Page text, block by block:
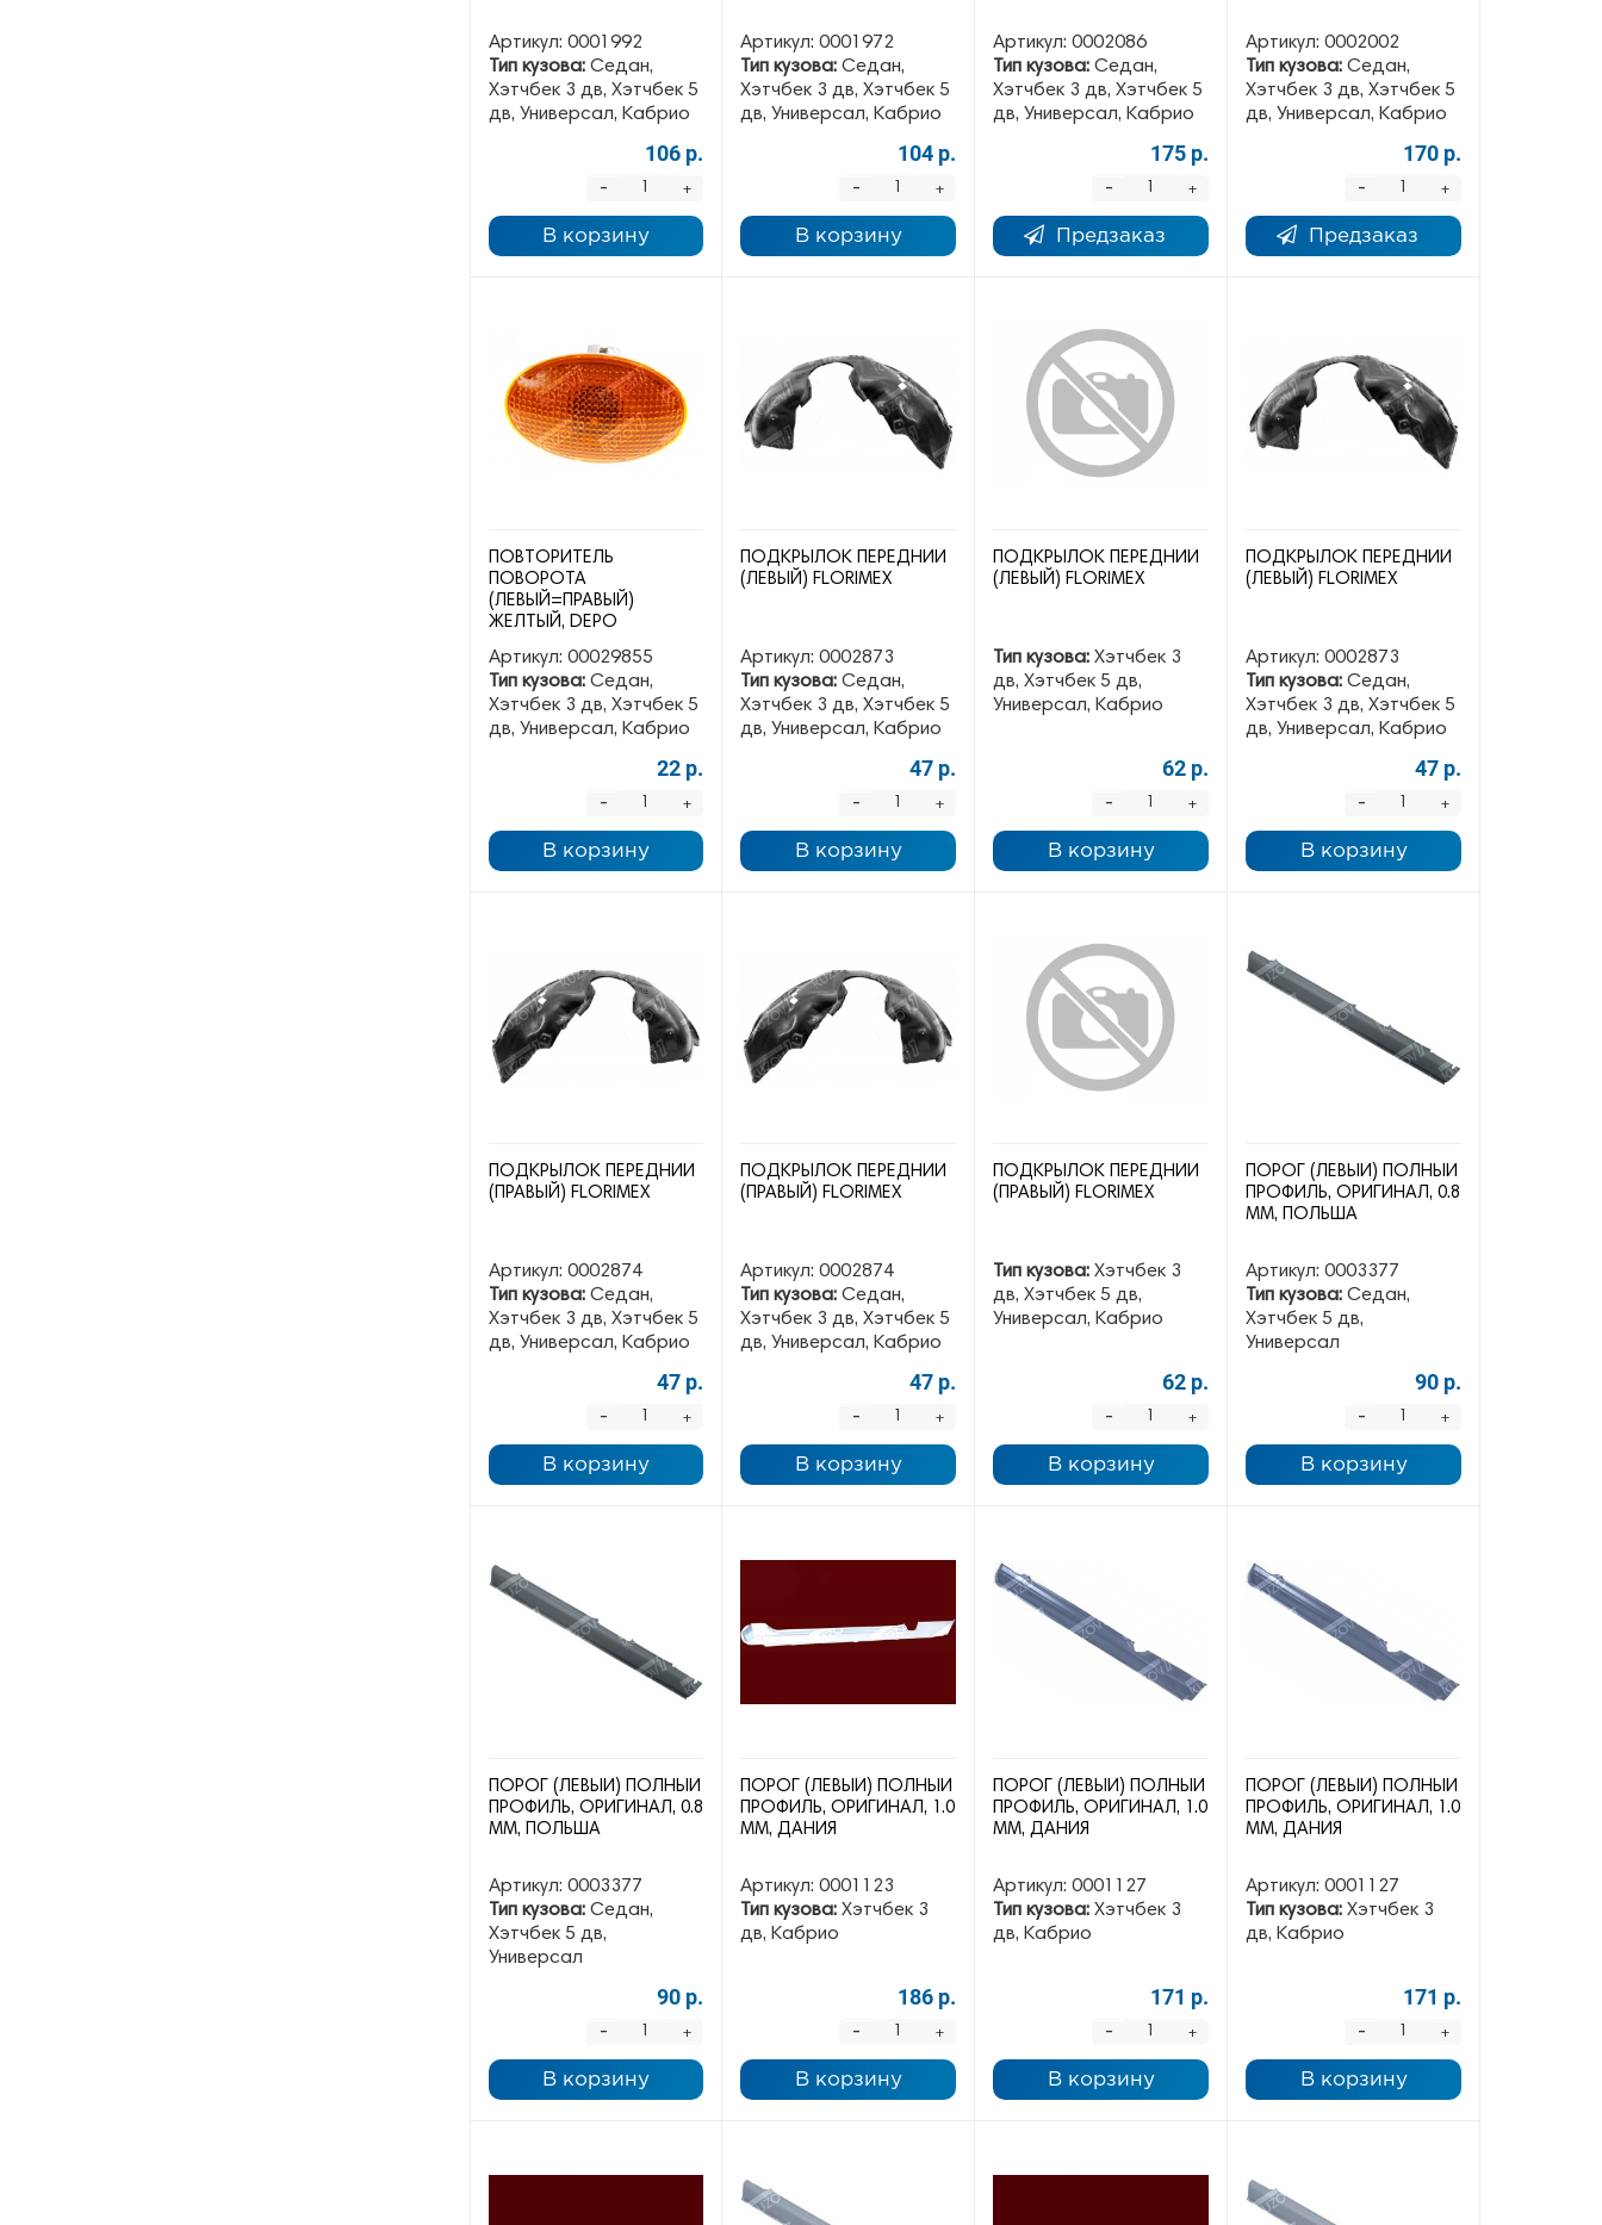
Артикул: 0001992
Тип кузова:Седан,
Хэтчбек 3 дв, Хэтчбек 5
дв, Универсал, Кабрио
106 р.
+
-
В корзину
Артикул: 0001972
Тип кузова: Седан,
Хэтчбек 3 дв, Хэтчбек 5
дв, Универсал, Кабрио
104 р.
+
-
В корзину
Артикул: 0002086
Тип кузова: Седан,
Хэтчбек 3 дв, Хэтчбек 5
дв, Универсал, Кабрио
175 р.
+
-
Предзаказ
Артикул: 0002002
Тип кузова: Седан,
Хэтчбек 3 дв, Хэтчбек 5
дв, Универсал, Кабрио
170 р.
+
-
Предзаказ
ПОВТОРИТЕЛЬ
ПОВОРОТА
(ЛЕВЫЙ=ПРАВЫЙ)
ЖЕЛТЫЙ, DEPO
Артикул: 00029855
Тип кузова:Седан,
Хэтчбек 3 дв, Хэтчбек 5
дв, Универсал, Кабрио
22 р.
+
-
В корзину
ПОДКРЫЛОК ПЕРЕДНИЙ
(ЛЕВЫЙ) FLORIMEX
Артикул: 0002873
Тип кузова: Седан,
Хэтчбек 3 дв, Хэтчбек 5
дв, Универсал, Кабрио
47 р.
+
-
В корзину
ПОДКРЫЛОК ПЕРЕДНИЙ
(ЛЕВЫЙ) FLORIMEX
Тип кузова: Хэтчбек 3
дв, Хэтчбек 5 дв,
Универсал, Кабрио
62 р.
+
-
В корзину
ПОДКРЫЛОК ПЕРЕДНИЙ
(ЛЕВЫЙ) FLORIMEX
Артикул: 0002873
Тип кузова: Седан,
Хэтчбек 3 дв, Хэтчбек 5
дв, Универсал, Кабрио
47 р.
+
-
В корзину
ПОДКРЫЛОК ПЕРЕДНИЙ
(ПРАВЫЙ) FLORIMEX
Артикул: 0002874
Тип кузова:Седан,
Хэтчбек 3 дв, Хэтчбек 5
дв, Универсал, Кабрио
47 р.
+
-
В корзину
ПОДКРЫЛОК ПЕРЕДНИЙ
(ПРАВЫЙ) FLORIMEX
Артикул: 0002874
Тип кузова: Седан,
Хэтчбек 3 дв, Хэтчбек 5
дв, Универсал, Кабрио
47 р.
+
-
В корзину
ПОДКРЫЛОК ПЕРЕДНИЙ
(ПРАВЫЙ) FLORIMEX
Тип кузова: Хэтчбек 3
дв, Хэтчбек 5 дв,
Универсал, Кабрио
62 р.
+
-
В корзину
ПОРОГ (ЛЕВЫЙ) ПОЛНЫЙ
ПРОФИЛЬ, ОРИГИНАЛ, 0.8
ММ, ПОЛЬША
Артикул: 0003377
Тип кузова: Седан,
Хэтчбек 5 дв,
Универсал
90 р.
+
-
В корзину
ПОРОГ (ЛЕВЫЙ) ПОЛНЫЙ
ПРОФИЛЬ, ОРИГИНАЛ, 0.8
ММ, ПОЛЬША
Артикул: 0003377
Тип кузова:Седан,
Хэтчбек 5 дв,
Универсал
90 р.
+
-
В корзину
ПОРОГ (ЛЕВЫЙ) ПОЛНЫЙ
ПРОФИЛЬ, ОРИГИНАЛ, 1.0
ММ, ДАНИЯ
Артикул: 0001123
Тип кузова: Хэтчбек 3
дв, Кабрио
186 р.
+
-
В корзину
ПОРОГ (ЛЕВЫЙ) ПОЛНЫЙ
ПРОФИЛЬ, ОРИГИНАЛ, 1.0
ММ, ДАНИЯ
Артикул: 0001127
Тип кузова: Хэтчбек 3
дв, Кабрио
171 р.
+
-
В корзину
ПОРОГ (ЛЕВЫЙ) ПОЛНЫЙ
ПРОФИЛЬ, ОРИГИНАЛ, 1.0
ММ, ДАНИЯ
Артикул: 0001127
Тип кузова: Хэтчбек 3
дв, Кабрио
171 р.
+
-
В корзину